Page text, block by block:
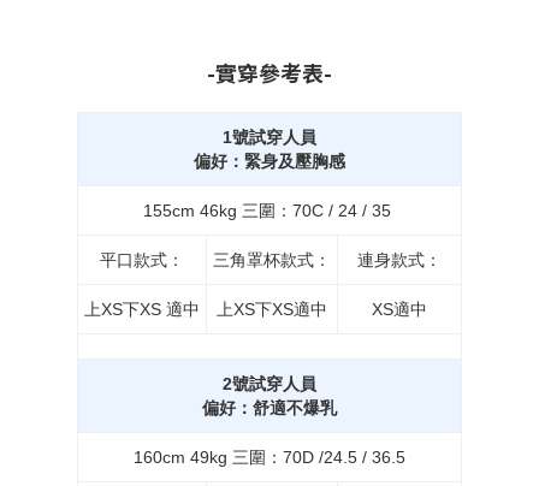
-實穿參考表-
1號試穿人員
偏好：緊身及壓胸感
155cm 46kg 三圍：70C / 24 / 35
平口款式： 三角罩杯款式： 連身款式：
上XS下XS 適中 上XS下XS適中 XS適中
2號試穿人員
偏好：舒適不爆乳
160cm 49kg 三圍：70D /24.5 / 36.5